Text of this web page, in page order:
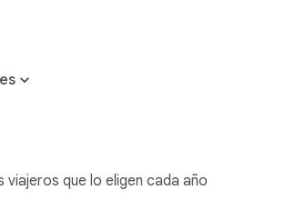
que lo eligen cada año